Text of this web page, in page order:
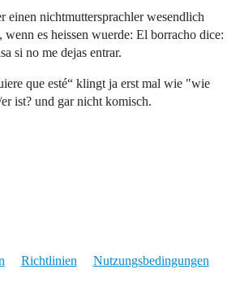
einen nichtmuttersprachler wesendlich
wenn es heissen wuerde: El borracho dice:
si no me dejas entrar.
que esté“ klingt ja erst mal wie "wie
ist? und gar nicht komisch.
Richtlinien Nutzungsbedingungen